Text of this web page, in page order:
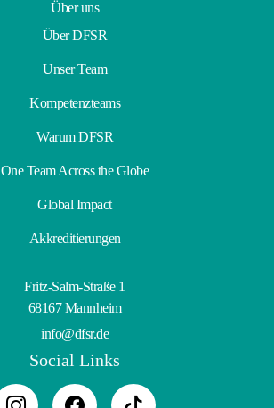
Über uns
Über DFSR
Unser Team
Kompetenzteams
Warum DFSR
One Team Across the Globe
Global Impact
Akkreditierungen
Fritz-Salm-Straße 1
68167 Mannheim
info@dfsr.de
Social Links